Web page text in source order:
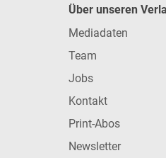
Über unseren
Mediadaten
Team
Jobs
Kontakt
Print-Abos
Newsletter